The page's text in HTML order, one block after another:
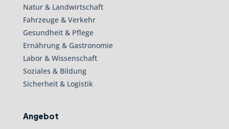
Natur & Landwirtschaft
Fahrzeuge & Verkehr
Gesundheit & Pflege
Ernährung & Gastronomie
Labor & Wissenschaft
Soziales & Bildung
Sicherheit & Logistik
Angebot